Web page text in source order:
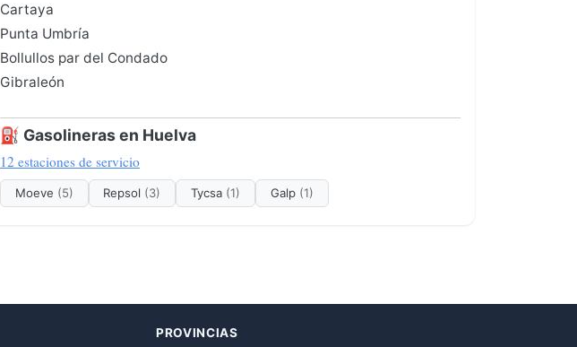
Cartaya
Punta Umbría
Bollullos par del Condado
Gibraleón
⛽ Gasolineras en Huelva
12 estaciones de servicio
Moeve (5) Repsol (3) Tycsa (1) Galp (1)
PROVINCIAS